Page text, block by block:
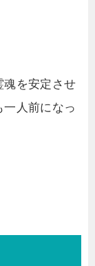
魂を安定させ
人前になっ